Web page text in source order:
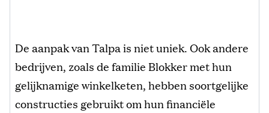
De aanpak van Talpa is niet uniek. Ook andere
bedrijven, zoals de familie Blokker met hun
gelijknamige winkelketen, hebben soortgelijke
constructies gebruikt om hun financiële